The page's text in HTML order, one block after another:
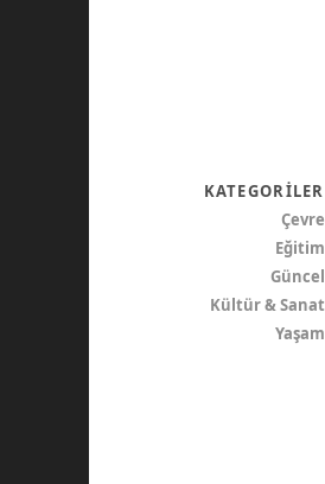
KATEGORILER
Çevre
Eğitim
Güncel
Kültür & Sanat
Yaşam